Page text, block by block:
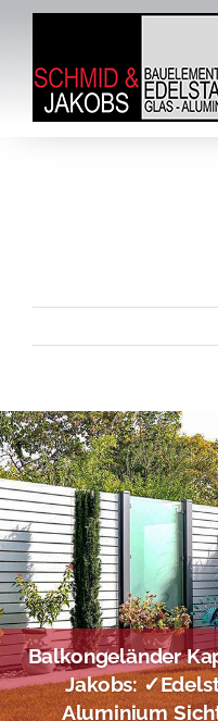
Zum
springen
Balkongeländer
Jakobs:
Aluminium